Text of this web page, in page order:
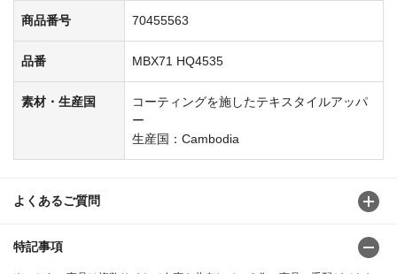
商品番号 70455563
品番 MBX71 HQ4535
素材・生産国
コーティングを施したテキスタイルアッパ
ー
生産国：Cambodia
よくあるご質問
特記事項